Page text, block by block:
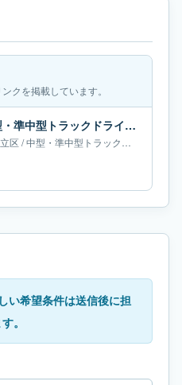
クを掲載しています。
サンライン株式会社の中型・準中型トラックドライバー求人｜東京都足立区｜月給55万-65万円
区 /中型・準中型トラックドライバー
い希望条件は送信後に担
。